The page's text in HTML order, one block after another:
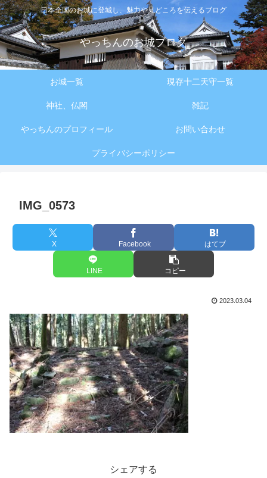
日本全国のお城に登城し、魅力や見どころを伝えるブログ
やっちんのお城ブログ
お城一覧 現存十二天守一覧
神社、仏閣 雑記
やっちんのプロフィール お問い合わせ
プライバシーポリシー
IMG_0573
X Facebook はてブ
LINE コピー
2023.03.04
シェアする